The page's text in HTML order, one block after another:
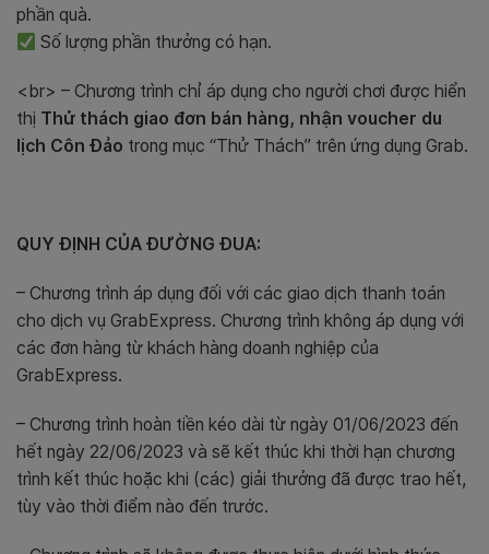
phần quà.
Số lượng phần thưởng có hạn.
<br> – Chương trình chỉ áp dụng cho người chơi được hiển
thị Thử thách giao đơn bán hàng, nhận voucher du
lịch Côn Đảo trong mục “Thử Thách” trên ứng dụng Grab.
QUY ĐỊNH CỦA ĐƯỜNG ĐUA:
– Chương trình áp dụng đối với các giao dịch thanh toán
cho dịch vụ GrabExpress. Chương trình không áp dụng với
các đơn hàng từ khách hàng doanh nghiệp của
GrabExpress.
– Chương trình hoàn tiền kéo dài từ ngày 01/06/2023 đến
hết ngày 22/06/2023 và sẽ kết thúc khi thời hạn chương
trình kết thúc hoặc khi (các) giải thưởng đã được trao hết,
tùy vào thời điểm nào đến trước.